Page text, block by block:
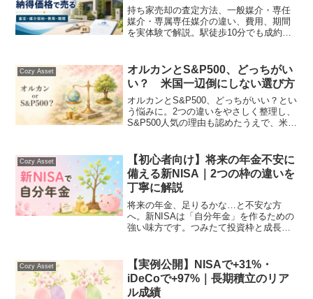
持ち家売却の査定方法、一般媒介・専任
媒介・専属専任媒介の違い、費用、期間
を実体験で解説。駅徒歩10分でも成約ま
ます。
Cozy Asset
オルカンとS&P500、どっちがい
い？ 米国一辺倒にしない選び方
オルカンとS&P500、どっちがいい？とい
う悩みに。2つの違いをやさしく整理し、
S&P500人気の理由も認めたうえで、米国
Cozy Asset
【初心者向け】将来の年金不安に
備える新NISA｜2つの枠の違いを
丁寧に解説
将来の年金、足りるかな…と不安な方
へ。新NISAは「自分年金」を作るための
強い味方です。つみたて投資枠と成長投
Cozy Asset
【実例公開】NISAで+31%・
iDeCoで+97%｜長期積立のリア
ル成績